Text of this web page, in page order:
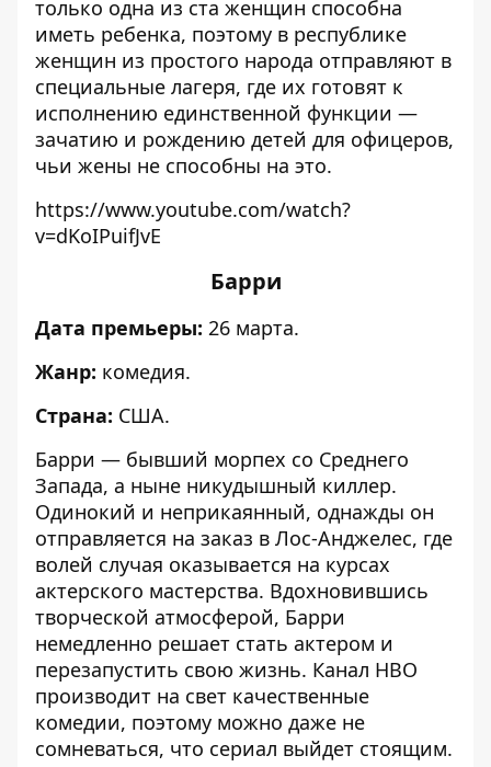
только одна из ста женщин способна
иметь ребенка, поэтому в республике
женщин из простого народа отправляют в
специальные лагеря, где их готовят к
исполнению единственной функции —
зачатию и рождению детей для офицеров,
чьи жены не способны на это.
https://www.youtube.com/watch?
v=dKoIPuifJvE
Барри
Дата премьеры: 26 марта.
Жанр: комедия.
Страна: США.
Барри — бывший морпех со Среднего
Запада, а ныне никудышный киллер.
Одинокий и неприкаянный, однажды он
отправляется на заказ в Лос-Анджелес, где
волей случая оказывается на курсах
актерского мастерства. Вдохновившись
творческой атмосферой, Барри
немедленно решает стать актером и
перезапустить свою жизнь. Канал HBO
производит на свет качественные
комедии, поэтому можно даже не
сомневаться, что сериал выйдет стоящим.